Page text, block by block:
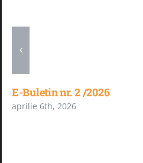
E-Buletin nr. 2 /2026
aprilie 6th, 2026